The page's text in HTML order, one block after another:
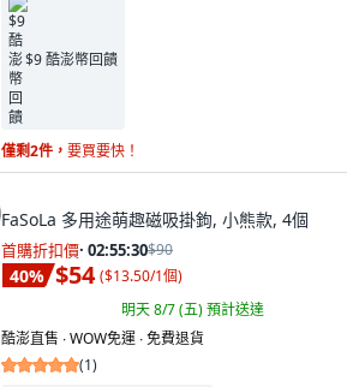
$9 酷澎幣回饋
僅剩2件， 要買要快！
FaSoLa 多用途萌趣磁吸掛鉤, 小熊款, 4個
首購折扣價· 02:55:29$90
40% $54 ($13.50/1個)
明天 8/7 (五)預計送達
酷澎直售 ∙ WOW免運 ∙ 免費退貨
(1)